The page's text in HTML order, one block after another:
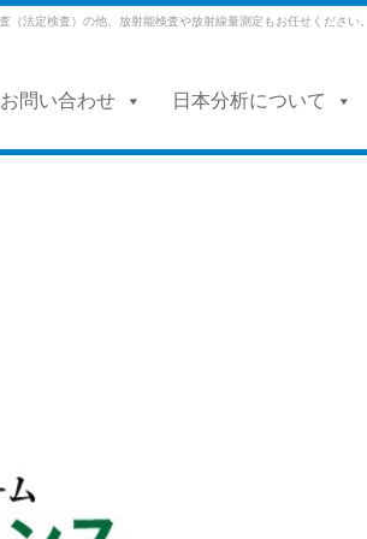
法定検査）の他、放射能検査や放射線量測定もお任せください。
問い合わせ 日本分析について